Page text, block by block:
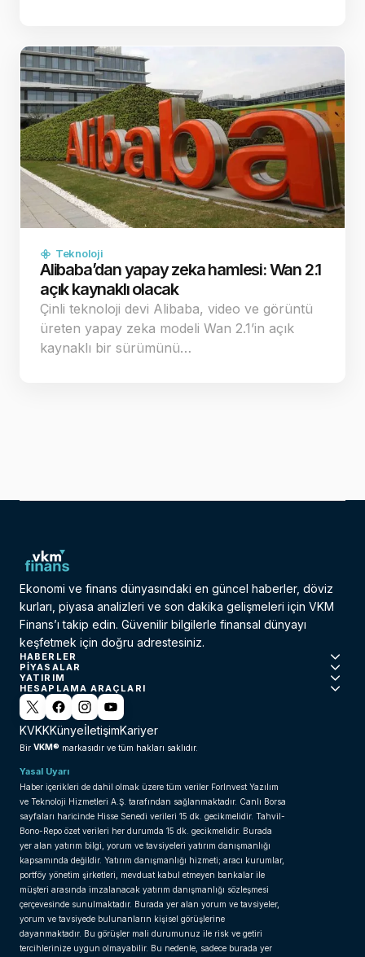
Teknoloji
Alibaba’dan yapay zeka hamlesi: Wan 2.1
açık kaynaklı olacak
Çinli teknoloji devi Alibaba, video ve görüntü
üreten yapay zeka modeli Wan 2.1’in açık
kaynaklı bir sürümünü…
Ekonomi ve finans dünyasındaki en güncel haberler, döviz
kurları, piyasa analizleri ve son dakika gelişmeleri için VKM
Finans’ı takip edin. Güvenilir bilgilerle finansal dünyayı
keşfetmek için doğru adrestesiniz.
HABERLER
PIYASALAR
YATIRIM
HESAPLAMA ARAÇLARI
KVKKKünyeİletişimKariyer
Bir VKM® markasıdır ve tüm hakları saklıdır.
Yasal Uyarı
Haber içerikleri de dahil olmak üzere tüm veriler ForInvest Yazılım
ve Teknoloji Hizmetleri A.Ş. tarafından sağlanmaktadır. Canlı Borsa
sayfaları haricinde Hisse Senedi verileri 15 dk. gecikmelidir. Tahvil-
Bono-Repo özet verileri her durumda 15 dk. gecikmelidir. Burada
yer alan yatırım bilgi, yorum ve tavsiyeleri yatırım danışmanlığı
kapsamında değildir. Yatırım danışmanlığı hizmeti; aracı kurumlar,
portföy yönetim şirketleri, mevduat kabul etmeyen bankalar ile
müşteri arasında imzalanacak yatırım danışmanlığı sözleşmesi
çerçevesinde sunulmaktadır. Burada yer alan yorum ve tavsiyeler,
yorum ve tavsiyede bulunanların kişisel görüşlerine
dayanmaktadır. Bu görüşler mali durumunuz ile risk ve getiri
tercihlerinize uygun olmayabilir. Bu nedenle, sadece burada yer